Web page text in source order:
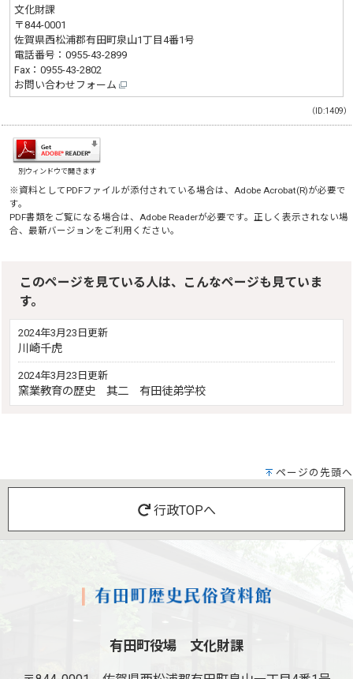
文化財課
〒844-0001
佐賀県西松浦郡有田町泉山1丁目4番1号
電話番号：0955-43-2899
Fax：0955-43-2802
お問い合わせフォーム
（ID:1409）
別ウィンドウで開きます
※資料としてPDFファイルが添付されている場合は、Adobe Acrobat(R)が必要で
す。
PDF書類をご覧になる場合は、Adobe Readerが必要です。正しく表示されない場
合、最新バージョンをご利用ください。
このページを見ている人は、こんなページも見ていま
す。
2024年3月23日更新
川崎千虎
2024年3月23日更新
窯業教育の歴史 其二 有田徒弟学校
ページの先頭へ
行政TOPへ
有田町役場 文化財課